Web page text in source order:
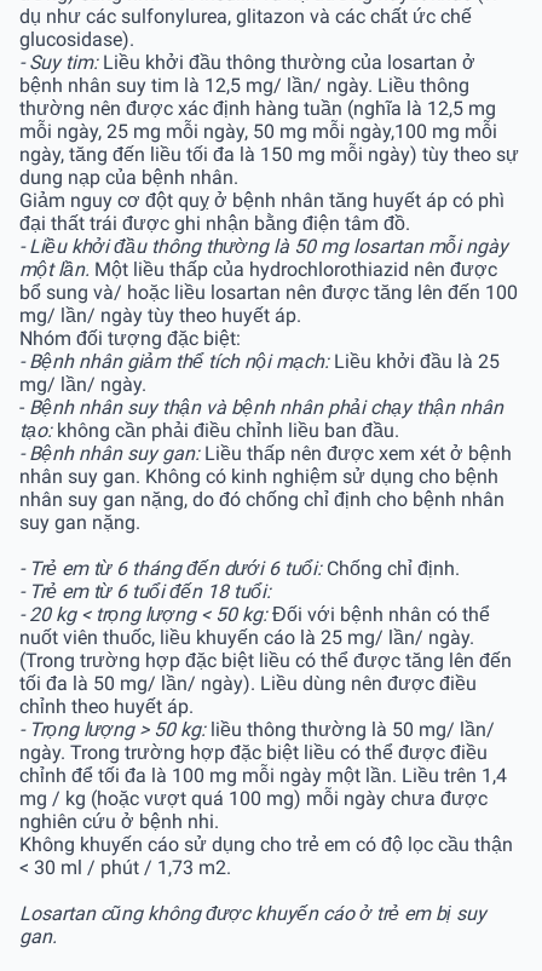
dụ như các sulfonylurea, glitazon và các chất ức chế
glucosidase).
- Suy tim:Liều khởi đầu thông thường của losartan ở
bệnh nhân suy tim là 12,5 mg/ lần/ ngày. Liều thông
thường nên được xác định hàng tuần (nghĩa là 12,5 mg
mỗi ngày, 25 mg mỗi ngày, 50 mg mỗi ngày,100 mg mỗi
ngày, tăng đến liều tối đa là 150 mg mỗi ngày) tùy theo sự
dung nạp của bệnh nhân.
Giảm nguy cơ đột quỵ ở bệnh nhân tăng huyết áp có phì
đại thất trái được ghi nhận bằng điện tâm đồ.
- Liều khởi đầu thông thường là 50 mg losartan mỗi ngày
một lần. Một liều thấp của hydrochlorothiazid nên được
bổ sung và/ hoặc liều losartan nên được tăng lên đến 100
mg/ lần/ ngày tùy theo huyết áp.
Nhóm đối tượng đặc biệt:
- Bệnh nhân giảm thể tích nội mạch:Liều khởi đầu là 25
mg/ lần/ ngày.
- Bệnh nhân suy thận và bệnh nhân phải chạy thận nhân
tạo:không cần phải điều chỉnh liều ban đầu.
- Bệnh nhân suy gan: Liều thấp nên được xem xét ở bệnh
nhân suy gan. Không có kinh nghiệm sử dụng cho bệnh
nhân suy gan nặng, do đó chống chỉ định cho bệnh nhân
suy gan nặng.
- Trẻ em từ 6 tháng đến dưới 6 tuổi: Chống chỉ định.
- Trẻ em từ 6 tuổi đến 18 tuổi:
- 20 kg < trọng lượng < 50 kg:Đối với bệnh nhân có thể
nuốt viên thuốc, liều khuyến cáo là 25 mg/ lần/ ngày.
(Trong trường hợp đặc biệt liều có thể được tăng lên đến
tối đa là 50 mg/ lần/ ngày). Liều dùng nên được điều
chỉnh theo huyết áp.
- Trọng lượng > 50 kg: liều thông thường là 50 mg/ lần/
ngày. Trong trường hợp đặc biệt liều có thể được điều
chỉnh để tối đa là 100 mg mỗi ngày một lần. Liều trên 1,4
mg / kg (hoặc vượt quá 100 mg) mỗi ngày chưa được
nghiên cứu ở bệnh nhi.
Không khuyến cáo sử dụng cho trẻ em có độ lọc cầu thận
< 30 ml / phút / 1,73 m2.
Losartan cũng không được khuyến cáo ở trẻ em bị suy
gan.